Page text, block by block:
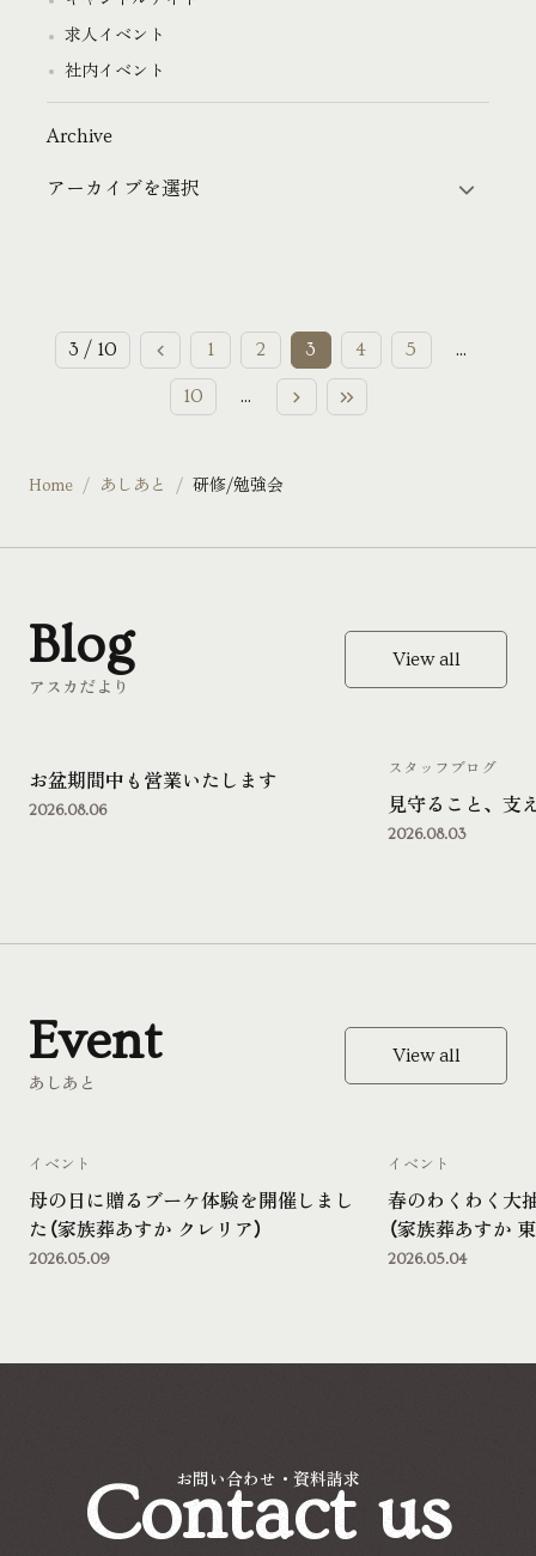
求人イベント
社内イベント
Archive
3 / 10 1 2 3 4 5 ...
10 ...
Home あしあと 研修/勉強会
アスカだより
Blog View all
お盆期間中も営業いたします
2026.08.06 見守ること、支
スタッフブログ
2026.08.03
あしあと
Event View all
母の日に贈るブーケ体験を開催しまし
た（家族葬あすか クレリア）
イベント
2026.05.09
春のわくわく大
（家族葬あすか
イベント
2026.05.04
お問い合わせ・資料請求
Contact us